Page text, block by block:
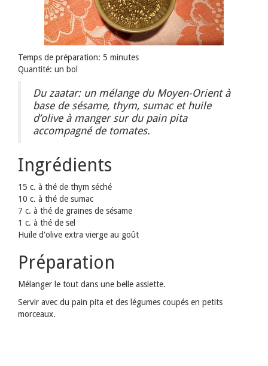
Temps de préparation: 5 minutes
Quantité: un bol
Du zaatar: un mélange du Moyen-Orient à
base de sésame, thym, sumac et huile
d’olive à manger sur du pain pita
accompagné de tomates.
Ingrédients
15 c. à thé de thym séché
10 c. à thé de sumac
7 c. à thé de graines de sésame
1 c. à thé de sel
Huile d'olive extra vierge au goût
Préparation
Mélanger le tout dans une belle assiette.
Servir avec du pain pita et des légumes coupés en petits
morceaux.